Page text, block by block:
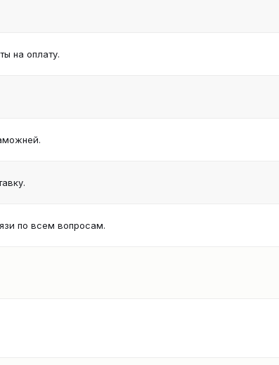
на оплату.
по всем вопросам.